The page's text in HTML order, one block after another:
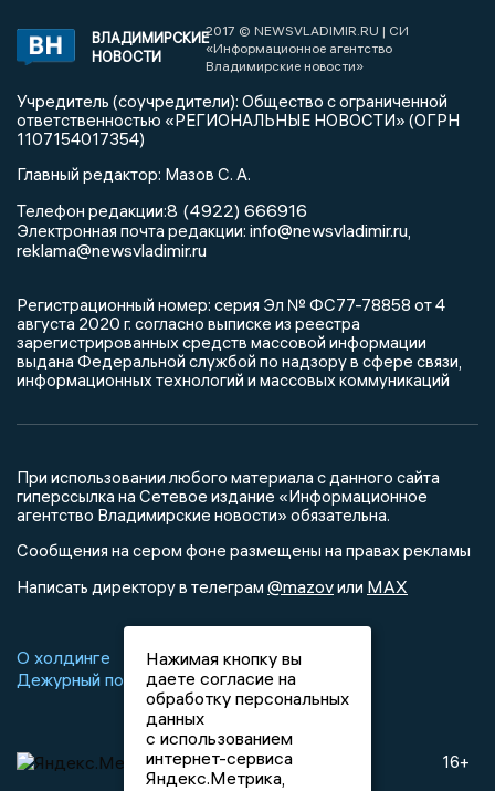
ВЛАДИМИРСКИЕ
НОВОСТИ
2017 © NEWSVLADIMIR.RU | СИ
«Информационное агентство
Владимирские новости»
Учредитель (соучредители): Общество с ограниченной
ответственностью «РЕГИОНАЛЬНЫЕ НОВОСТИ» (ОГРН
1107154017354)
Главный редактор: Мазов С. А.
Телефон редакции:8 (4922) 666916
Электронная почта редакции: info@newsvladimir.ru,
reklama@newsvladimir.ru
Регистрационный номер: серия Эл № ФС77-78858 от 4
августа 2020 г. согласно выписке из реестра
зарегистрированных средств массовой информации
выдана Федеральной службой по надзору в сфере связи,
информационных технологий и массовых коммуникаций
При использовании любого материала с данного сайта
гиперссылка на Сетевое издание «Информационное
агентство Владимирские новости» обязательна.
Сообщения на сером фоне размещены на правах рекламы
Написать директору в телеграм @mazovили MAX
О холдинге Вакансии
Реклама
Дежурный по новостям
16+
Нажимая кнопку вы
даете согласие на
обработку персональных
данных
с использованием
интернет-сервиса
Яндекс.Метрика,